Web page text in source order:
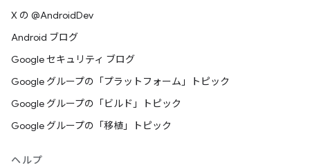
X の @AndroidDev
Android ブログ
Google セキュリティ ブログ
Google グループの「プラットフォーム」トピック
Google グループの「ビルド」トピック
Google グループの「移植」トピック
ヘルプ